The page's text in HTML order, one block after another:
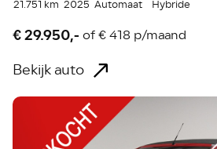
21.751 km 2025 Automaat Hybride
€ 29.950,- of€ 418 p/maand
Bekijk auto